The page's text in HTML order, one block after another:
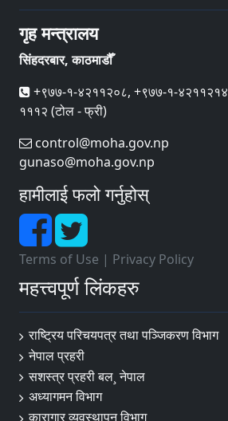
गृह मन्त्रालय
सिंहदरबार, काठमाडौँ
+९७७-१-४२११२०८, +९७७-१-४२११२१४
१११२ (टोल - फ्री)
control@moha.gov.np
gunaso@moha.gov.np
हामीलाई फलो गर्नुहोस्
Terms of Use | Privacy Policy
महत्त्वपूर्ण लिंकहरु
राष्ट्रिय परिचयपत्र तथा पञ्‍जिकरण विभाग
नेपाल प्रहरी
सशस्त्र प्रहरी बल¸ नेपाल
अध्यागमन विभाग
कारागार व्यवस्थापन विभाग